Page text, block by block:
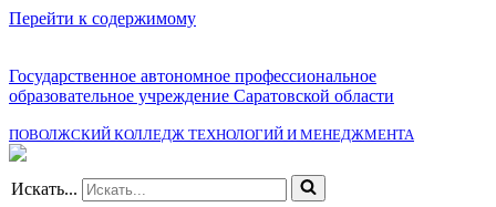
Перейти к содержимому
Государственное автономное профессиональное
образовательное учреждение Саратовской области
ПОВОЛЖСКИЙ КОЛЛЕДЖ ТЕХНОЛОГИЙ И МЕНЕДЖМЕНТА
Искать...